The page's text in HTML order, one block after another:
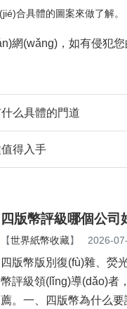
合具體的圖案來做了解。
(wǎng)，如有侵犯您的
么具體的門道
得入手
四版幣評級哪個公司
【世界紙幣收藏】 2026-
四版幣版別復(fù)雜、
幣評級領(lǐng)導(dǎo)者
薦。一、四版幣為什么